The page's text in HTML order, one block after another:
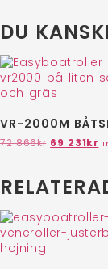
DU
VR-2000M
72 866kr 69 231kr